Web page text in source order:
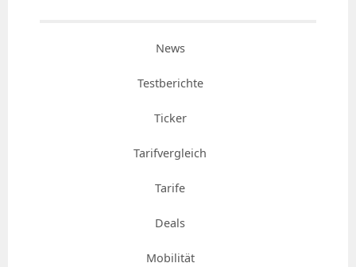
News
Testberichte
Ticker
Tarifvergleich
Tarife
Deals
Mobilität